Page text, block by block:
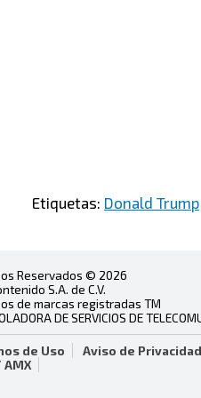
Etiquetas: Donald Trump
Reservados © 2026
S.A. de C.V.
de marcas registradas TM
DE SERVICIOS DE
de Uso Aviso de Privacidad
AMX